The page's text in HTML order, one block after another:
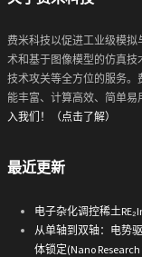
费米科技以促进工业级模
术和基于图像模型的仿真技
技术攻关等全方位的服务
能丰富、计算高效、简单易
入我们！（点击了解）
最近更新
电子杂化调控稀土
从单轴到双轴：电势
体锁定(Nano Research